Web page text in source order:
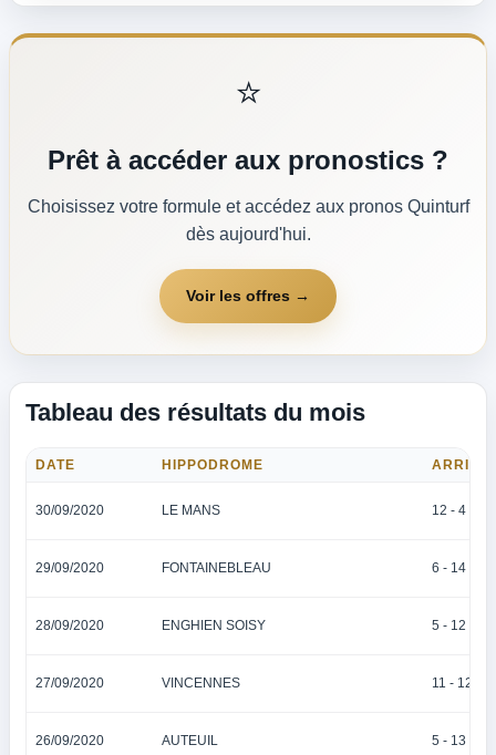
⭐
Prêt à accéder aux pronostics ?
Choisissez votre formule et accédez aux pronos Quinturf
dès aujourd'hui.
Voir les offres →
Tableau des résultats du mois
DATE HIPPODROME
30/09/2020 LE MANS 12 - 4 - 15
29/09/2020 FONTAINEBLEAU 6 - 14 - 13
28/09/2020 ENGHIEN SOISY 5 - 12 - 2 -
27/09/2020 VINCENNES 11 - 12 - 7
26/09/2020 AUTEUIL 5 - 13 - 2 -